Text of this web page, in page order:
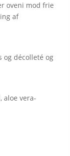
oveni mod frie
af
og décolleté og
aloe vera-